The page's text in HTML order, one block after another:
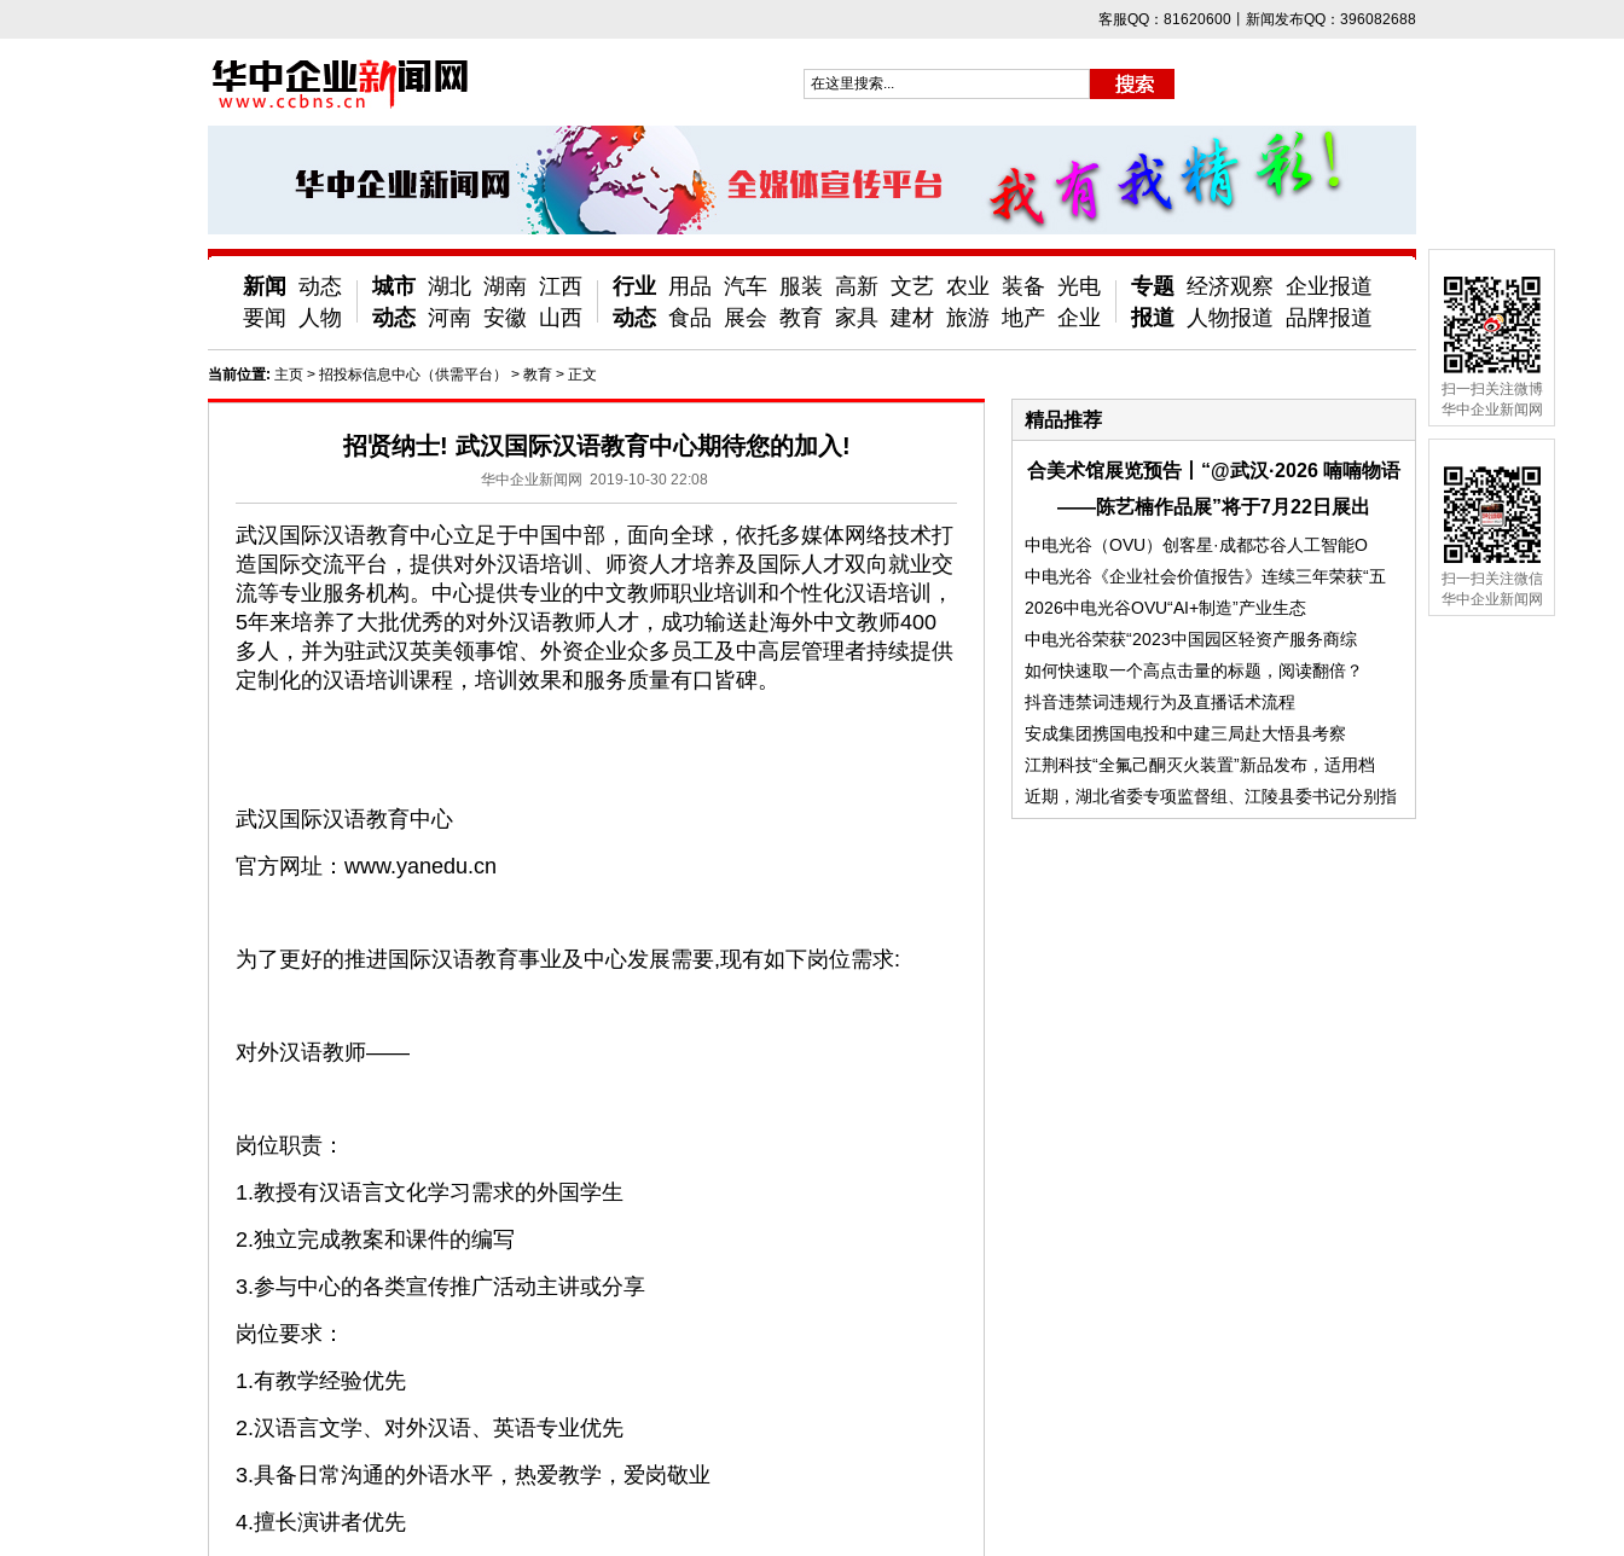
客服QQ：81620600丨新闻发布QQ：396082688
新闻
要闻
动态
人物
城市
动态
湖北 湖南 江西
河南 安徽 山西
行业
动态
用品 汽车 服装 高新 文艺 农业 装备 光电
食品
展会 教育 家具 建材 旅游 地产 企业
专题
报道
经济观察 企业报道
人物报道 品牌报道
扫一扫关注微博
华中企业新闻网
扫一扫关注微信
华中企业新闻网
当前位置: 主页 > 招投标信息中心（供需平台） > 教育 > 正文
招贤纳士! 武汉国际汉语教育中心期待您的加入!
华中企业新闻网 2019-10-30 22:08
武汉国际汉语教育中心立足于中国中部，面向全球，依托多媒体网络技术打
造国际交流平台，提供对外汉语培训、师资人才培养及国际人才双向就业交
流等专业服务机构。中心提供专业的中文教师职业培训和个性化汉语培训，
5年来培养了大批优秀的对外汉语教师人才，成功输送赴海外中文教师400
多人，并为驻武汉英美领事馆、外资企业众多员工及中高层管理者持续提供
定制化的汉语培训课程，培训效果和服务质量有口皆碑。
武汉国际汉语教育中心
官方网址：www.yanedu.cn
为了更好的推进国际汉语教育事业及中心发展需要,现有如下岗位需求:
对外汉语教师——
岗位职责：
1.教授有汉语言文化学习需求的外国学生
2.独立完成教案和课件的编写
3.参与中心的各类宣传推广活动主讲或分享
岗位要求：
1.有教学经验优先
2.汉语言文学、对外汉语、英语专业优先
3.具备日常沟通的外语水平，热爱教学，爱岗敬业
4.擅长演讲者优先
精品推荐
合美术馆展览预告丨“@武汉·2026 喃喃物语
——陈艺楠作品展”将于7月22日展出
中电光谷（OVU）创客星·成都芯谷人工智能O
中电光谷《企业社会价值报告》连续三年荣获“五
2026中电光谷OVU“AI+制造”产业生态
中电光谷荣获“2023中国园区轻资产服务商综
如何快速取一个高点击量的标题，阅读翻倍？
抖音违禁词违规行为及直播话术流程
安成集团携国电投和中建三局赴大悟县考察
江荆科技“全氟己酮灭火装置”新品发布，适用档
近期，湖北省委专项监督组、江陵县委书记分别指